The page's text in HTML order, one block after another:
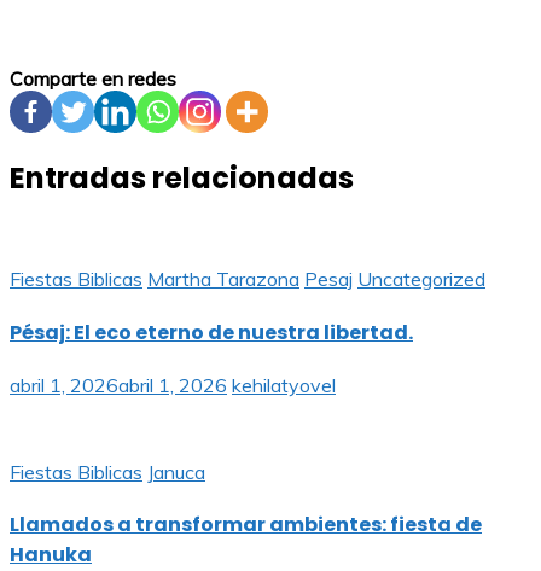
Comparte en redes
Entradas relacionadas
Fiestas Biblicas Martha Tarazona Pesaj Uncategorized
Pésaj: El eco eterno de nuestra libertad.
abril 1, 2026abril 1, 2026 kehilatyovel
Fiestas Biblicas Januca
Llamados a transformar ambientes: fiesta de
Hanuka